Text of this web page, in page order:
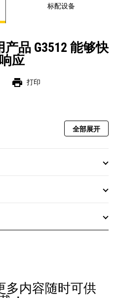
标配设备
品 G3512 能够快
应
print 打印
全部展开
多内容随时可供